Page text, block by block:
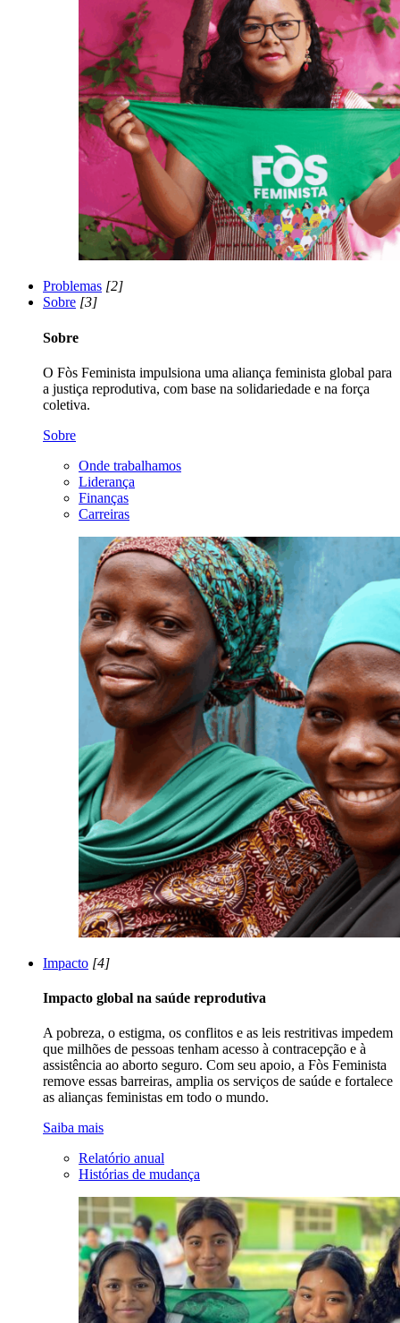
Problemas [2]
Sobre [3]
Sobre
O Fòs Feminista impulsiona uma aliança feminista global para
a justiça reprodutiva, com base na solidariedade e na força
coletiva.
Sobre
Onde trabalhamos
Liderança
Finanças
Carreiras
Impacto [4]
Impacto global na saúde reprodutiva
A pobreza, o estigma, os conflitos e as leis restritivas impedem
que milhões de pessoas tenham acesso à contracepção e à
assistência ao aborto seguro. Com seu apoio, a Fòs Feminista
remove essas barreiras, amplia os serviços de saúde e fortalece
as alianças feministas em todo o mundo.
Saiba mais
Relatório anual
Histórias de mudança